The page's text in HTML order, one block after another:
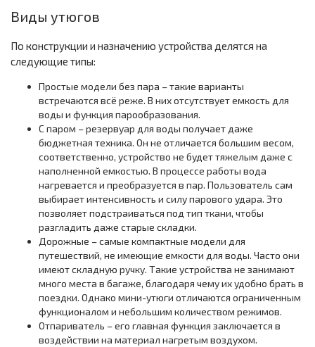
Виды утюгов
По конструкции и назначению устройства делятся на
следующие типы:
Простые модели без пара – такие варианты
встречаются всё реже. В них отсутствует емкость для
воды и функция парообразования.
С паром – резервуар для воды получает даже
бюджетная техника. Он не отличается большим весом,
соответственно, устройство не будет тяжелым даже с
наполненной емкостью. В процессе работы вода
нагревается и преобразуется в пар. Пользователь сам
выбирает интенсивность и силу парового удара. Это
позволяет подстраиваться под тип ткани, чтобы
разгладить даже старые складки.
Дорожные – самые компактные модели для
путешествий, не имеющие емкости для воды. Часто они
имеют складную ручку. Такие устройства не занимают
много места в багаже, благодаря чему их удобно брать в
поездки. Однако мини-утюги отличаются ограниченным
функционалом и небольшим количеством режимов.
Отпариватель – его главная функция заключается в
воздействии на материал нагретым воздухом.